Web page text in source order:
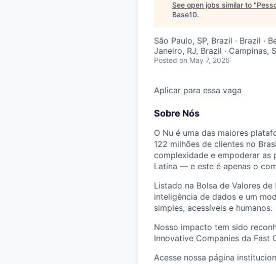
See open jobs similar to "
Base10.
São Paulo, SP, Brazil · Brazil ·
Janeiro, RJ, Brazil ·
Posted on May 7, 2026
Aplicar para essa vaga
Sobre Nós
O Nu é uma das maiores
122 milhões de clientes no
complexidade e empoderar as
Latina — e este é apenas o
Listado na Bolsa de Valores
inteligência de dados e um
simples, acessíveis e humanos.
Nosso impacto tem sido
Innovative Companies da Fast
Acesse nossa página